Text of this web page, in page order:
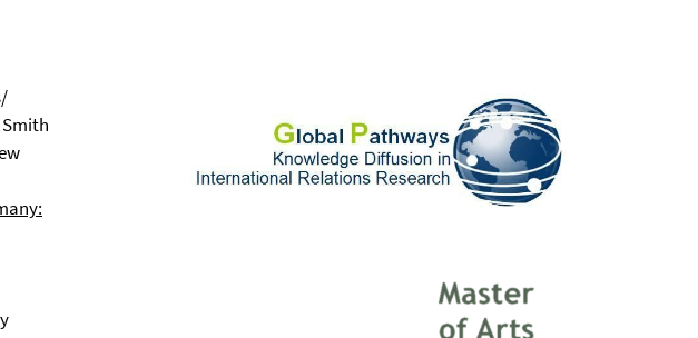
Smith